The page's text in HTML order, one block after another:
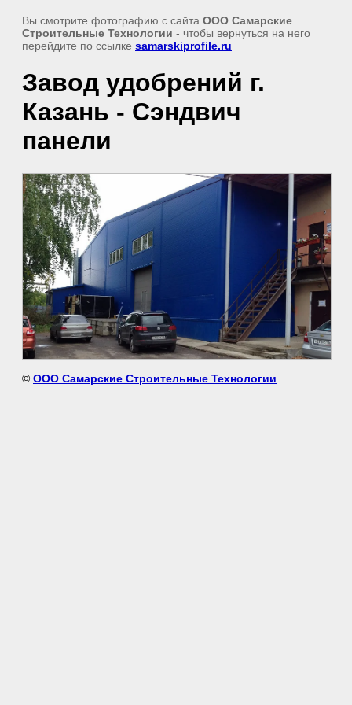
Вы смотрите фотографию с сайта ООО Самарские
Строительные Технологии - чтобы вернуться на него
перейдите по ссылке samarskiprofile.ru
Завод удобрений г.
Казань - Сэндвич
панели
© ООО Самарские Строительные Технологии